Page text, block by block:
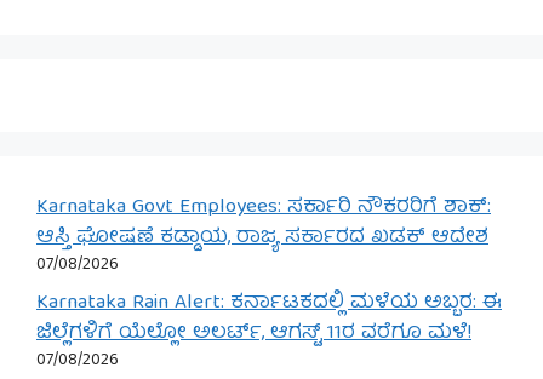
Karnataka Govt Employees: ಸರ್ಕಾರಿ ನೌಕರರಿಗೆ ಶಾಕ್:
ಆಸ್ತಿ ಘೋಷಣೆ ಕಡ್ಡಾಯ, ರಾಜ್ಯ ಸರ್ಕಾರದ ಖಡಕ್ ಆದೇಶ
07/08/2026
Karnataka Rain Alert: ಕರ್ನಾಟಕದಲ್ಲಿ ಮಳೆಯ ಅಬ್ಬರ: ಈ
ಜಿಲ್ಲೆಗಳಿಗೆ ಯೆಲ್ಲೋ ಅಲರ್ಟ್, ಆಗಸ್ಟ್ 11ರ ವರೆಗೂ ಮಳೆ!
07/08/2026